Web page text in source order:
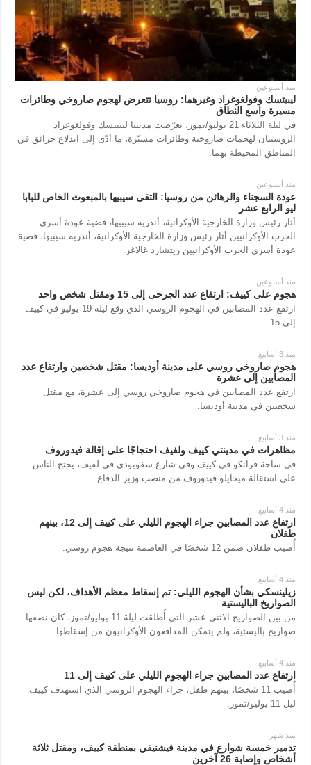
منذ أسبوعين
ليبيتسك وفولغوغراد وغيرهما: روسيا تتعرض لهجوم صاروخي وطائرات
مسيرة واسع النطاق
في ليلة الثلاثاء 21 يوليو/تموز، تعرّضت مدينتا ليبيتسك وفولغوغراد
الروسيتان لهجمات صاروخية وطائرات مسيّرة، ما أدّى إلى اندلاع حرائق في
المناطق المحيطة بهما.
منذ أسبوعين
عودة السجناء والرهائن من روسيا: التقى سيبيها بالمبعوث الخاص للبابا
ليو الرابع عشر
أثار رئيس وزارة الخارجية الأوكرانية، أندريه سيبيها، قضية عودة أسرى
الحرب الأوكرانيين أثار رئيس وزارة الخارجية الأوكرانية، أندريه سيبيها، قضية
عودة أسرى الحرب الأوكرانيين ريتشارد غالاغر.
منذ أسبوعين
هجوم على كييف: ارتفاع عدد الجرحى إلى 15 ومقتل شخص واحد
ارتفع عدد المصابين في الهجوم الروسي الذي وقع ليلة 19 يوليو في كييف
إلى 15.
منذ 3 أسابيع
هجوم صاروخي روسي على مدينة أوديسا: مقتل شخصين وارتفاع عدد
المصابين إلى عشرة
ارتفع عدد المصابين في هجوم صاروخي روسي إلى عشرة، مع مقتل
شخصين في مدينة أوديسا.
منذ 3 أسابيع
مظاهرات في مدينتي كييف ولفيف احتجاجًا على إقالة فيدوروف
في ساحة فرانكو في كييف وفي شارع سفوبودي في لفيف، يحتج الناس
على استقالة ميخايلو فيدوروف من منصب وزير الدفاع.
منذ 4 أسابيع
ارتفاع عدد المصابين جراء الهجوم الليلي على كييف إلى 12، بينهم
طفلان
أُصيب طفلان ضمن 12 شخصًا في العاصمة نتيجة هجوم روسي.
منذ 4 أسابيع
زيلينسكي بشأن الهجوم الليلي: تم إسقاط معظم الأهداف، لكن ليس
الصواريخ الباليستية
من بين الصواريخ الاثني عشر التي أُطلقت ليلة 11 يوليو/تموز، كان نصفها
صواريخ باليستية، ولم يتمكن المدافعون الأوكرانيون من إسقاطها.
منذ 4 أسابيع
ارتفاع عدد المصابين جراء الهجوم الليلي على كييف إلى 11
أُصيب 11 شخصًا، بينهم طفل، جراء الهجوم الروسي الذي استهدف كييف
ليل 11 يوليو/تموز.
منذ شهر
تدمير خمسة شوارع في مدينة فيشنيفي بمنطقة كييف، ومقتل ثلاثة
أشخاص وإصابة 26 آخرين